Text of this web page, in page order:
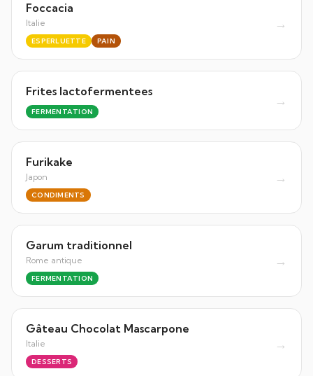
Foccacia
Italie
ESPERLUETTE PAIN
→
Frites lactofermentees
FERMENTATION
→
Furikake
Japon
CONDIMENTS
→
Garum traditionnel
Rome antique
FERMENTATION
→
Gâteau Chocolat Mascarpone
Italie
DESSERTS
→